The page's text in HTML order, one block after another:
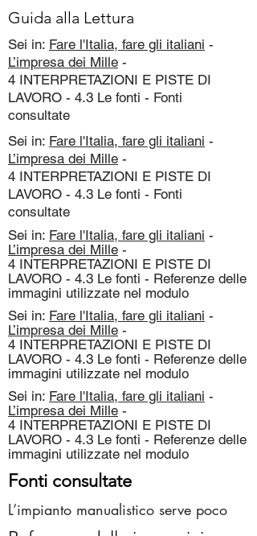
Guida alla Lettura
Sei in: Fare l'Italia, fare gli italiani -
L’impresa dei Mille -
4 INTERPRETAZIONI E PISTE DI
LAVORO - 4.3 Le fonti - Fonti
consultate
Sei in: Fare l'Italia, fare gli italiani -
L’impresa dei Mille -
4 INTERPRETAZIONI E PISTE DI
LAVORO - 4.3 Le fonti - Fonti
consultate
Sei in: Fare l'Italia, fare gli italiani -
L’impresa dei Mille -
4 INTERPRETAZIONI E PISTE DI
LAVORO - 4.3 Le fonti - Referenze delle
immagini utilizzate nel modulo
Sei in: Fare l'Italia, fare gli italiani -
L’impresa dei Mille -
4 INTERPRETAZIONI E PISTE DI
LAVORO - 4.3 Le fonti - Referenze delle
immagini utilizzate nel modulo
Sei in: Fare l'Italia, fare gli italiani -
L’impresa dei Mille -
4 INTERPRETAZIONI E PISTE DI
LAVORO - 4.3 Le fonti - Referenze delle
immagini utilizzate nel modulo
Fonti consultate
L’impianto manualistico serve poco